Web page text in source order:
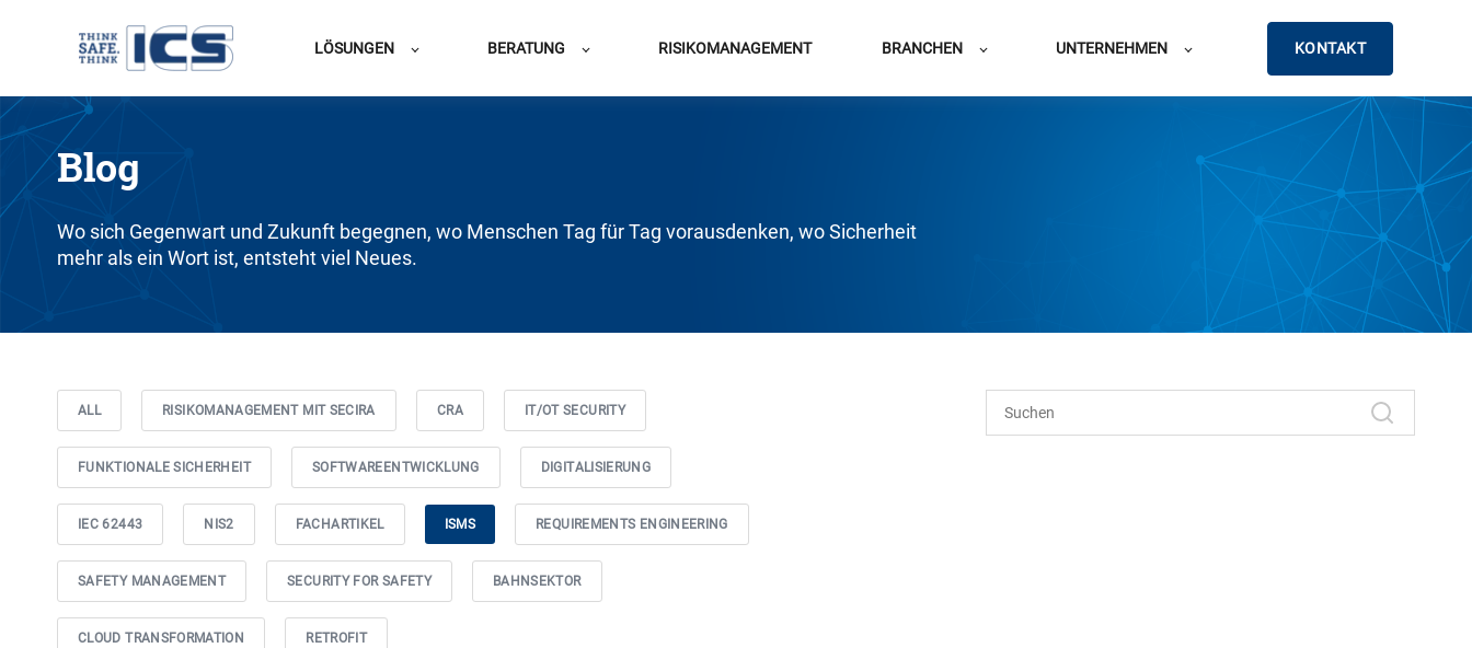
LÖSUNGEN BERATUNG RISIKOMANAGEMENT BRANCHEN UNTERNEHMEN KONTAKT
Blog
Wo sich Gegenwart und Zukunft begegnen, wo Menschen Tag für Tag vorausdenken, wo Sicherheit
mehr als ein Wort ist, entsteht viel Neues.
ALL RISIKOMANAGEMENT MIT SECIRA CRA IT/OT SECURITY
FUNKTIONALE SICHERHEIT SOFTWAREENTWICKLUNG DIGITALISIERUNG
IEC 62443 NIS2 FACHARTIKEL ISMS REQUIREMENTS ENGINEERING
SAFETY MANAGEMENT SECURITY FOR SAFETY BAHNSEKTOR
CLOUD TRANSFORMATION RETROFIT